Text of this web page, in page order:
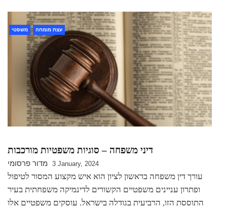
משפטי עצת מומחה
דיני משפחה – סוגיות משפטיות מורכבות
מדור פרסומי 3 January, 2024
עורך דין משפחה בראשון לציון הוא איש מקצוע המסור לטיפול
ופתרון עניינים משפטיים הקשורים לדינמיקה משפחתית בעיר
התוססת הזו, הרביעית בגודלה בישראל. עוסקים משפטיים אלו